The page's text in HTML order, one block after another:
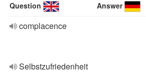
Question Answer
complacence
Selbstzufriedenheit